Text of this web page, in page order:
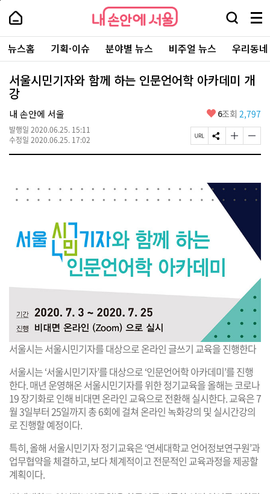
본
로
가
내
손
안
에
서
울
-
서
울
시
대
표
소
통
포
내
손
에
울
검
창
열
기
메
뉴
전
체
보
기
주
요
서
뉴스홈 기획·이슈 분야별 뉴스 비주얼 뉴스 우리동
서울시민기자와 함께 하는 인문언어학 아카데미 개
강
내 손안에 서울
발행일 2020.06.25. 15:11
수정일 2020.06.25. 17:02
좋
요
6조회 2,797
페
이
L
복
S
N
유
하
기
글
자
크
게
변
하
기
글
자
작
게
변
서울시는 서울시민기자를 대상으로 온라인 글쓰기 교육을 진행한다
서울시는 ‘서울시민기자’를 대상으로 ‘인문언어학 아카데미’를 진행
한다. 매년 운영해온 서울시민기자를 위한 정기교육을 올해는 코로나
19 장기화로 인해 비대면 온라인 교육으로 전환해 실시한다. 교육은 7
월 3일부터 25일까지 총 6회에 걸쳐 온라인 녹화강의 및 실시간강의
로 진행할 예정이다.
특히, 올해 서울시민기자 정기교육은 ‘연세대학교 언어정보연구원’과
업무협약을 체결하고, 보다 체계적이고 전문적인 교육과정을 제공할
계획이다.
페
상
단
로